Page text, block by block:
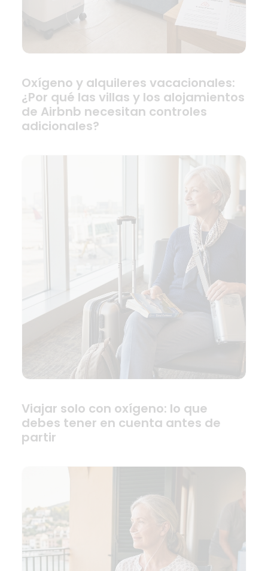
Oxígeno y alquileres vacacionales:
¿Por qué las villas y los alojamientos
de Airbnb necesitan controles
adicionales?
Viajar solo con oxígeno: lo que
debes tener en cuenta antes de
partir